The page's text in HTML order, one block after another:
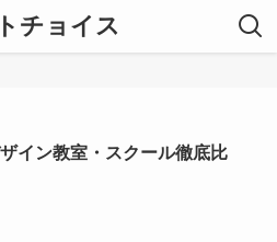
チョイス
イン教室・スクール徹底比